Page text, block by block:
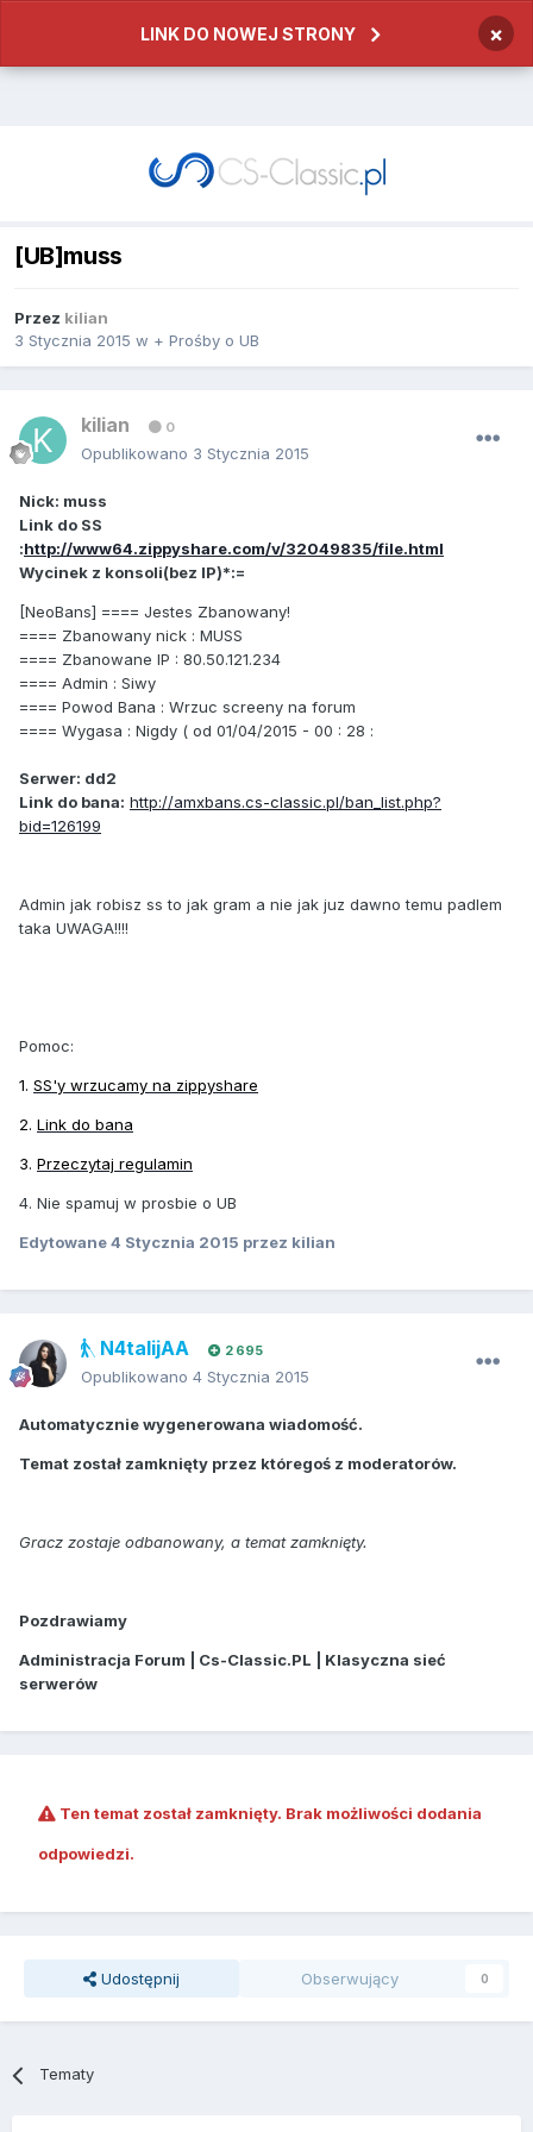
LINK DO NOWEJ STRONY ×
[UB]muss
Przez kilian
3 Stycznia 2015 w + Prośby o UB
kilian 0
Opublikowano 3 Stycznia 2015
Nick: muss
Link do SS
:http://www64.zippyshare.com/v/32049835/file.html
Wycinek z konsoli(bez IP)*:=
[NeoBans] ==== Jestes Zbanowany!
==== Zbanowany nick : MUSS
==== Zbanowane IP : 80.50.121.234
==== Admin : Siwy
==== Powod Bana : Wrzuc screeny na forum
==== Wygasa : Nigdy ( od 01/04/2015 - 00 : 28 :
Serwer: dd2
Link do bana: http://amxbans.cs-classic.pl/ban_list.php?
bid=126199
Admin jak robisz ss to jak gram a nie jak juz dawno temu padlem
taka UWAGA!!!!
Pomoc:
1. SS'y wrzucamy na zippyshare
2. Link do bana
3. Przeczytaj regulamin
4. Nie spamuj w prosbie o UB
Edytowane4 Stycznia 2015 przez kilian
N4talijAA 2 695
Opublikowano 4 Stycznia 2015
Automatycznie wygenerowana wiadomość.
Temat został zamknięty przez któregoś z moderatorów.
Gracz zostaje odbanowany, a temat zamknięty.
Pozdrawiamy
Administracja Forum | Cs-Classic.PL | Klasyczna sieć
serwerów
Ten temat został zamknięty. Brak możliwości dodania
odpowiedzi.
Udostępnij Obserwujący 0
Tematy